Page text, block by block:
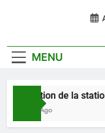
MENU
Pollution de la
1 Jour Ago